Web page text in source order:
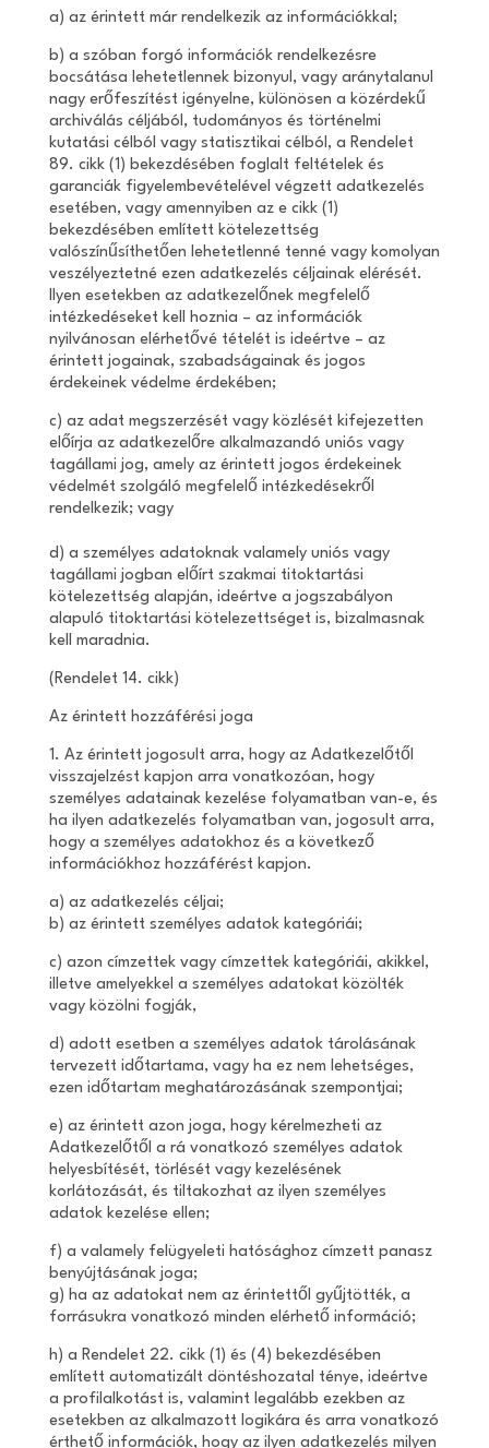
a) az érintett már rendelkezik az információkkal;
b) a szóban forgó információk rendelkezésre
bocsátása lehetetlennek bizonyul, vagy aránytalanul
nagy erőfeszítést igényelne, különösen a közérdekű
archiválás céljából, tudományos és történelmi
kutatási célból vagy statisztikai célból, a Rendelet
89. cikk (1) bekezdésében foglalt feltételek és
garanciák figyelembevételével végzett adatkezelés
esetében, vagy amennyiben az e cikk (1)
bekezdésében említett kötelezettség
valószínűsíthetően lehetetlenné tenné vagy komolyan
veszélyeztetné ezen adatkezelés céljainak elérését.
Ilyen esetekben az adatkezelőnek megfelelő
intézkedéseket kell hoznia – az információk
nyilvánosan elérhetővé tételét is ideértve – az
érintett jogainak, szabadságainak és jogos
érdekeinek védelme érdekében;
c) az adat megszerzését vagy közlését kifejezetten
előírja az adatkezelőre alkalmazandó uniós vagy
tagállami jog, amely az érintett jogos érdekeinek
védelmét szolgáló megfelelő intézkedésekről
rendelkezik; vagy
d) a személyes adatoknak valamely uniós vagy
tagállami jogban előírt szakmai titoktartási
kötelezettség alapján, ideértve a jogszabályon
alapuló titoktartási kötelezettséget is, bizalmasnak
kell maradnia.
(Rendelet 14. cikk)
Az érintett hozzáférési joga
1. Az érintett jogosult arra, hogy az Adatkezelőtől
visszajelzést kapjon arra vonatkozóan, hogy
személyes adatainak kezelése folyamatban van-e, és
ha ilyen adatkezelés folyamatban van, jogosult arra,
hogy a személyes adatokhoz és a következő
információkhoz hozzáférést kapjon.
a) az adatkezelés céljai;
b) az érintett személyes adatok kategóriái;
c) azon címzettek vagy címzettek kategóriái, akikkel,
illetve amelyekkel a személyes adatokat közölték
vagy közölni fogják,
d) adott esetben a személyes adatok tárolásának
tervezett időtartama, vagy ha ez nem lehetséges,
ezen időtartam meghatározásának szempontjai;
e) az érintett azon joga, hogy kérelmezheti az
Adatkezelőtől a rá vonatkozó személyes adatok
helyesbítését, törlését vagy kezelésének
korlátozását, és tiltakozhat az ilyen személyes
adatok kezelése ellen;
f) a valamely felügyeleti hatósághoz címzett panasz
benyújtásának joga;
g) ha az adatokat nem az érintettől gyűjtötték, a
forrásukra vonatkozó minden elérhető információ;
h) a Rendelet 22. cikk (1) és (4) bekezdésében
említett automatizált döntéshozatal ténye, ideértve
a profilalkotást is, valamint legalább ezekben az
esetekben az alkalmazott logikára és arra vonatkozó
érthető információk, hogy az ilyen adatkezelés milyen